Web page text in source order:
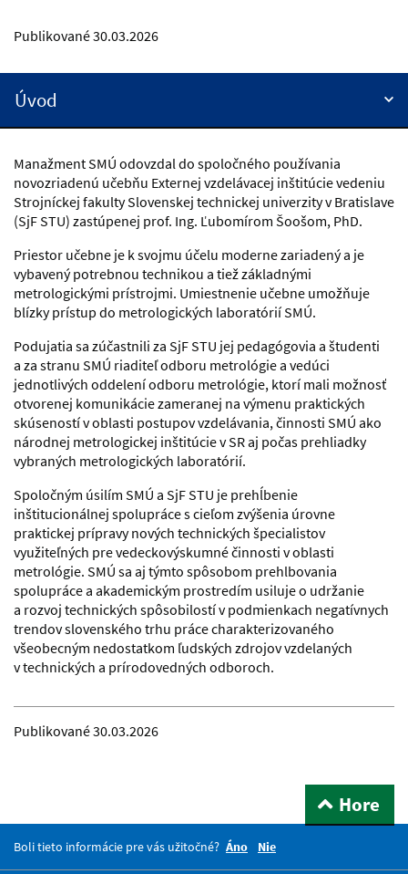
Publikované30.03.2026
Úvod
Manažment SMÚ odovzdal do spoločného používania
novozriadenú učebňu Externej vzdelávacej inštitúcie vedeniu
Strojníckej fakulty Slovenskej technickej univerzity v Bratislave
(SjF STU) zastúpenej prof. Ing. Ľubomírom Šoošom, PhD.
Priestor učebne je k svojmu účelu moderne zariadený a je
vybavený potrebnou technikou a tiež základnými
metrologickými prístrojmi. Umiestnenie učebne umožňuje
blízky prístup do metrologických laboratórií SMÚ.
Podujatia sa zúčastnili za SjF STU jej pedagógovia a študenti
a za stranu SMÚ riaditeľ odboru metrológie a vedúci
jednotlivých oddelení odboru metrológie, ktorí mali možnosť
otvorenej komunikácie zameranej na výmenu praktických
skúseností v oblasti postupov vzdelávania, činnosti SMÚ ako
národnej metrologickej inštitúcie v SR aj počas prehliadky
vybraných metrologických laboratórií.
Spoločným úsilím SMÚ a SjF STU je prehĺbenie
inštitucionálnej spolupráce s cieľom zvýšenia úrovne
praktickej prípravy nových technických špecialistov
využiteľných pre vedeckovýskumné činnosti v oblasti
metrológie. SMÚ sa aj týmto spôsobom prehlbovania
spolupráce a akademickým prostredím usiluje o udržanie
a rozvoj technických spôsobilostí v podmienkach negatívnych
trendov slovenského trhu práce charakterizovaného
všeobecným nedostatkom ľudských zdrojov vzdelaných
v technických a prírodovedných odboroch.
Publikované30.03.2026
Hore
Boli tieto informácie pre vás užitočné? Áno Nie